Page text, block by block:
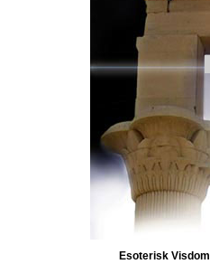
Esoterisk Visdom